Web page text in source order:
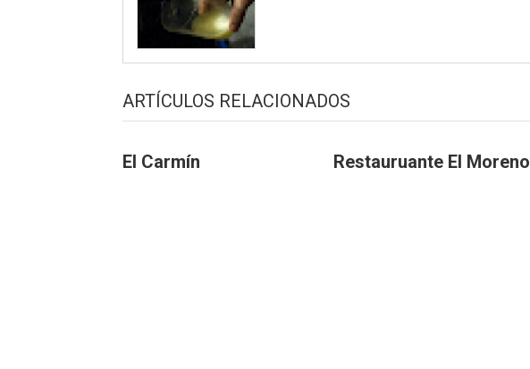
ARTÍCULOS RELACIONADOS
El Carmín Restauruante El Moreno